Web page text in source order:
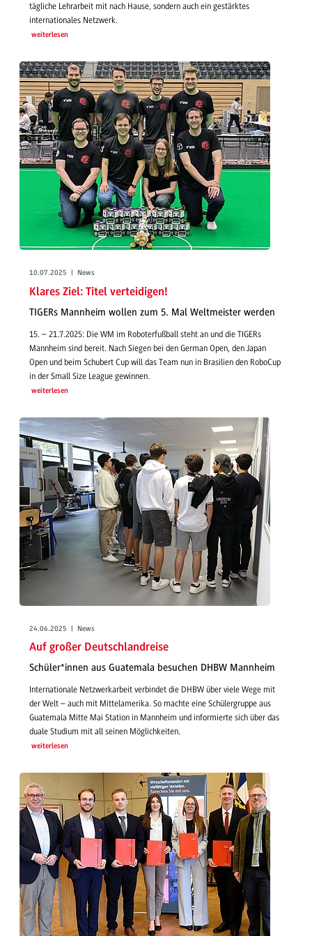
tägliche Lehrarbeit mit nach Hause, sondern auch ein gestärktes
internationales Netzwerk.
weiterlesen
10.07.2025 | News
Klares Ziel: Titel verteidigen!
TIGERs Mannheim wollen zum 5. Mal Weltmeister werden
15. – 21.7.2025: Die WM im Roboterfußball steht an und die TIGERs
Mannheim sind bereit. Nach Siegen bei den German Open, den Japan
Open und beim Schubert Cup will das Team nun in Brasilien den RoboCup
in der Small Size League gewinnen.
weiterlesen
24.06.2025 | News
Auf großer Deutschlandreise
Schüler*innen aus Guatemala besuchen DHBW Mannheim
Internationale Netzwerkarbeit verbindet die DHBW über viele Wege mit
der Welt – auch mit Mittelamerika. So machte eine Schülergruppe aus
Guatemala Mitte Mai Station in Mannheim und informierte sich über das
duale Studium mit all seinen Möglichkeiten.
weiterlesen